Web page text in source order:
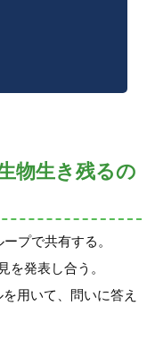
物生き残るの
プで共有する。
を発表し合う。
用いて、問いに答え